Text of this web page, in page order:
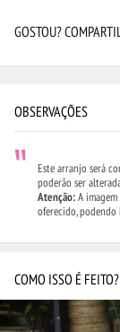
GOSTOU?
OBSERVAÇÕES
Este arranjo será
poderão ser
Atenção:A
oferecido, podendo
COMO ISSO É FEITO?